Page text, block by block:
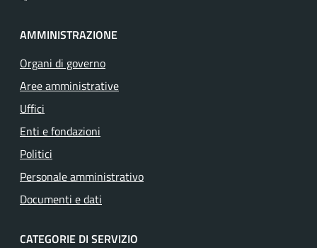
AMMINISTRAZIONE
Organi di governo
Aree amministrative
Uffici
Enti e fondazioni
Politici
Personale amministrativo
Documenti e dati
CATEGORIE DI SERVIZIO